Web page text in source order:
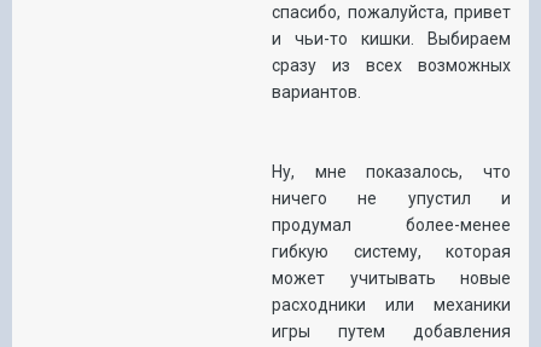
спасибо, пожалуйста, привет
и чьи-то кишки. Выбираем
сразу из всех возможных
вариантов.
Ну, мне показалось, что
ничего не упустил и
продумал более-менее
гибкую систему, которая
может учитывать новые
расходники или механики
игры путем добавления